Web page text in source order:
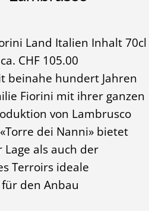
Land Italien Inhalt 70cl
CHF 105.00
beinahe hundert Jahren
Fiorini mit ihrer ganzen
von Lambrusco
dei Nanni» bietet
als auch der
Terroirs ideale
den Anbau